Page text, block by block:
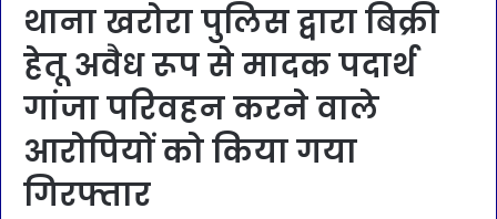
थाना खरोरा पुलिस द्वारा बिक्री
हेतू अवैध रूप से मादक पदार्थ
गांजा परिवहन करने वाले
आरोपियों को किया गया
गिरफ्तार